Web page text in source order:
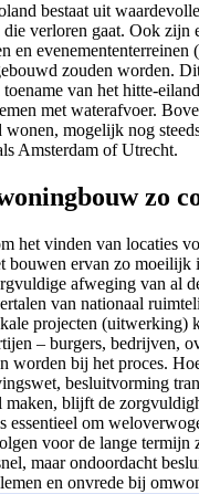
bestaat uit
verloren gaat. Ook zijn
en
zouden worden.
toename van het hitte-
met waterafvoer.
mogelijk nog
Amsterdam of Utrecht.
zo
het vinden van locaties
bouwen ervan zo moeilijk
afweging van al
van nationaal
projecten (uitwerking)
– burgers, bedrijven,
worden bij het proces.
besluitvorming
blijft de
om
voor de lange termijn
maar ondoordacht
en onvrede bij